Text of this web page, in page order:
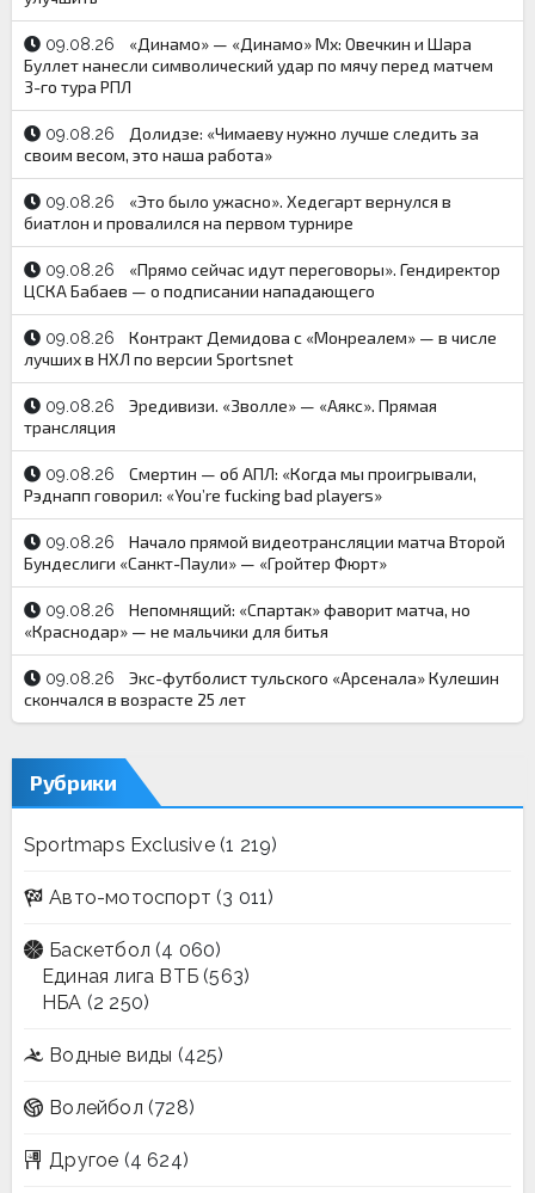
09.08.26
«Динамо» — «Динамо» Мх: Овечкин и Шара
Буллет нанесли символический удар по мячу перед матчем
3-го тура РПЛ
09.08.26
Долидзе: «Чимаеву нужно лучше следить за
своим весом, это наша работа»
09.08.26
«Это было ужасно». Хедегарт вернулся в
биатлон и провалился на первом турнире
09.08.26
«Прямо сейчас идут переговоры». Гендиректор
ЦСКА Бабаев — о подписании нападающего
09.08.26
Контракт Демидова с «Монреалем» — в числе
лучших в НХЛ по версии Sportsnet
09.08.26
Эредивизи. «Зволле» — «Аякс». Прямая
трансляция
09.08.26
Смертин — об АПЛ: «Когда мы проигрывали,
Рэднапп говорил: «You’re fucking bad players»
09.08.26
Начало прямой видеотрансляции матча Второй
Бундеслиги «Санкт-Паули» — «Гройтер Фюрт»
09.08.26
Непомнящий: «Спартак» фаворит матча, но
«Краснодар» — не мальчики для битья
09.08.26
Экс-футболист тульского «Арсенала» Кулешин
скончался в возрасте 25 лет
Рубрики
Sportmaps Exclusive(1 219)
Авто-мотоспорт (3 011)
Баскетбол (4 060)
Единая лига ВТБ (563)
НБА (2 250)
Водные виды (425)
Волейбол (728)
Другое (4 624)